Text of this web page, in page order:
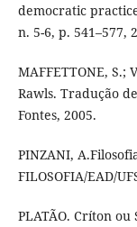
democratic
n. 5-6, p. 541–577,
MAFFETTONE, S.;
Rawls. Tradução
Fontes, 2005.
PINZANI,
FILOSOFIA/EAD/
PLATÃO. Críton ou